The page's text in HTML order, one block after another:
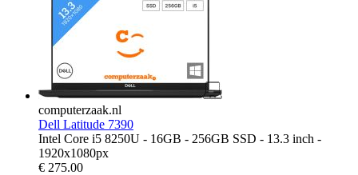
computerzaak.nl
Dell Latitude 7390
Intel Core i5 8250U - 16GB - 256GB SSD - 13.3 inch -
1920x1080px
€ 275.00